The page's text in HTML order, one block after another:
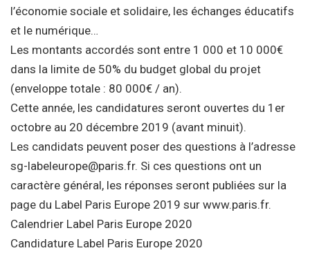
l’économie sociale et solidaire, les échanges éducatifs
et le numérique…
Les montants accordés sont entre 1 000 et 10 000€
dans la limite de 50% du budget global du projet
(enveloppe totale : 80 000€ / an).
Cette année, les candidatures seront ouvertes du 1er
octobre au 20 décembre 2019 (avant minuit).
Les candidats peuvent poser des questions à l’adresse
sg-labeleurope@paris.fr. Si ces questions ont un
caractère général, les réponses seront publiées sur la
page du Label Paris Europe 2019 sur www.paris.fr.
Calendrier Label Paris Europe 2020
Candidature Label Paris Europe 2020